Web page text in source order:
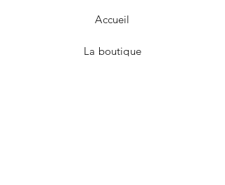
Accueil
La boutique